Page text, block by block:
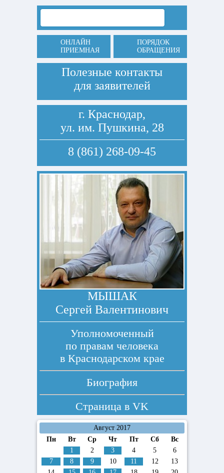
ОНЛАЙН
ПРИЕМНАЯ
ПОРЯДОК
ОБРАЩЕНИЯ
Полезные контакты
для заявителей
г. Краснодар,
ул. им. Пушкина, 28
8 (861) 268-09-45
МЫШАК
Сергей Валентинович
Уполномоченный
по правам человека
в Краснодарском крае
Биография
Страница в VK
Август 2017
Пн
Вт Ср Чт Пт Сб
Вс
1
2 3 4 5
6
7
8 9 10 11 12
13